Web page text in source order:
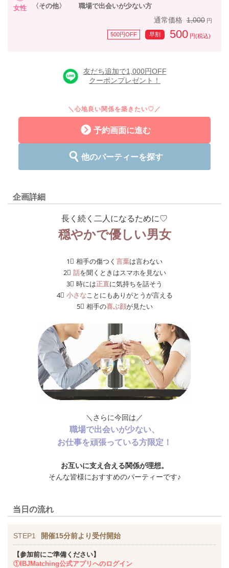
女性 〈その他〉 職場で出会いが少ない方
通常価格 1,000 円
500円OFF 早割 500 円(税込)
友だち追加で1,000円OFF
クーポンプレゼント！
＼心地良い関係を築きたい♡／
予約画面に進む
他のパーティーを探す
企画詳細
長く続く二人になるために♡
穏やかで優しい男女
1⃣ 相手の傷つく 言葉は言わない
2⃣ 話を聞くときはスマホを見ない
3⃣ 時には正直に気持ちを話そう
4⃣ 小さなことにもありがとうが言える
5⃣ 相手の喜ぶ顔が見たい
＼さらに今回は／
職場で出会いが少ない、
お仕事を頑張っている方限定！
お互いに支え合える関係が理想。
そんな皆様におすすめのパーティーです♪
当日の流れ
STEP1 開催15分前より受付開始
【参加前にご準備ください】
①IBJMatching公式アプリへのログイン